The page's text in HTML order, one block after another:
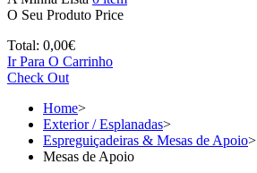
O Seu Produto Price
Total: 0,00€
Ir Para O Carrinho
Check Out
Home>
Exterior / Esplanadas>
Espreguiçadeiras & Mesas de Apoio>
Mesas de Apoio